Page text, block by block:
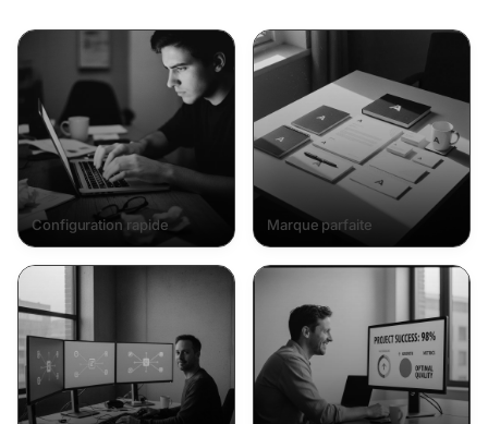
Configuration rapide Marque parfaite